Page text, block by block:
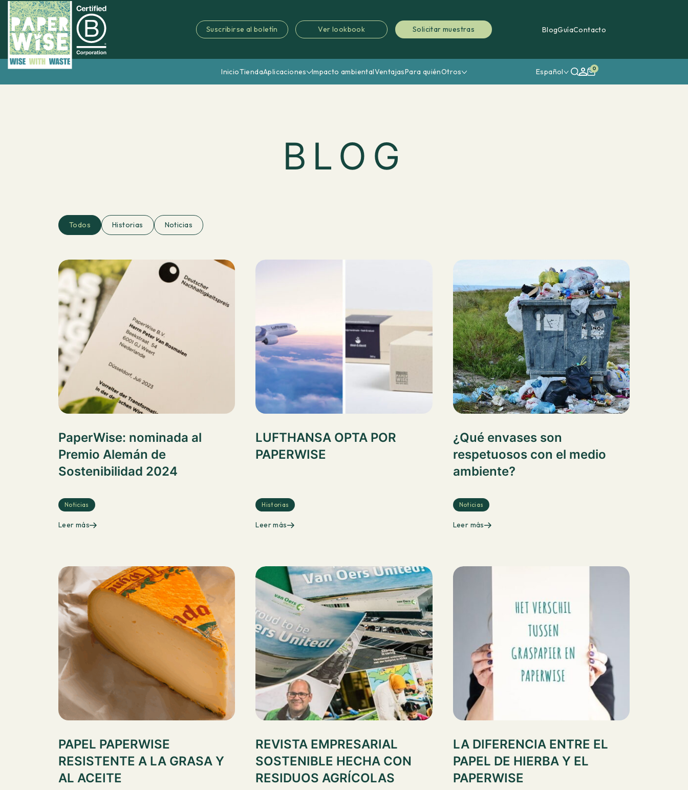
Suscribirse al boletín Ver lookbook Solicitar muestras BlogGuíaContacto
InicioTiendaAplicaciones Impacto ambientalVentajasPara quiénOtros Español 0
BLOG
Todos Historias Noticias
PaperWise: nominada al
Premio Alemán de
Sostenibilidad 2024
Noticias
Leer más
LUFTHANSA OPTA POR
PAPERWISE
Historias
Leer más
¿Qué envases son
respetuosos con el medio
ambiente?
Noticias
Leer más
PAPEL PAPERWISE
RESISTENTE A LA GRASA Y
AL ACEITE
REVISTA EMPRESARIAL
SOSTENIBLE HECHA CON
RESIDUOS AGRÍCOLAS
LA DIFERENCIA ENTRE EL
PAPEL DE HIERBA Y EL
PAPERWISE